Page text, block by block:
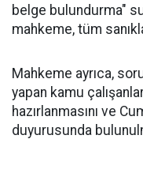
belge bulundurma"
mahkeme, tüm
Mahkeme ayrıca,
yapan kamu
hazırlanmasını ve
duyurusunda